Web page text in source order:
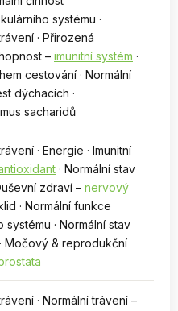
systému ·
· Přirozená
– imunitní systém ·
cestování · Normální
dýchacích ·
sacharidů
· Energie · Imunitní
· Normální stav
zdraví – nervový
· Normální funkce
systému · Normální stav
Močový & reprodukční
· Normální trávení –